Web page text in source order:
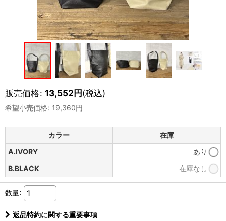
販売価格: 13,552円(税込)
希望小売価格: 19,360円
カラー
在庫
A.IVORY
あり
B.BLACK
在庫なし
数量:
返品特約に関する重要事項